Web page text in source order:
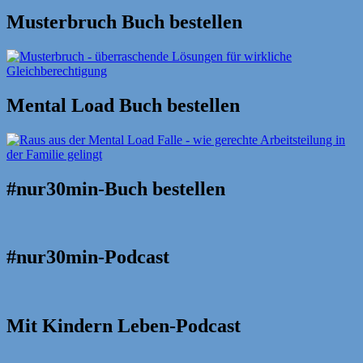
Musterbruch Buch bestellen
Mental Load Buch bestellen
#nur30min-Buch bestellen
#nur30min-Podcast
Mit Kindern Leben-Podcast